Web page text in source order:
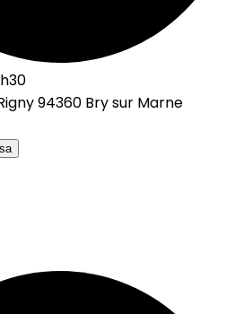
94360 Bry sur Marne